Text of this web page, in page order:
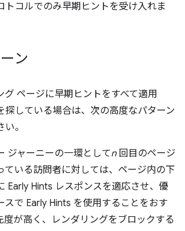
トコルでのみ早期ヒントを受け入れま
ン
グ ページに早期ヒントをすべて適用
探している場合は、次の高度なパターン
。
ジャーニーの一環としてn回目のページ
ている訪問者に対しては、ページ内の下
Early Hints レスポンスを適応させ、優
スで Early Hints を使用することをおす
度が高く、レンダリングをブロックする